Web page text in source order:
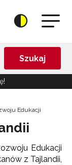
Szukaj
Edukacji
Edukacji
z Tajlandii,